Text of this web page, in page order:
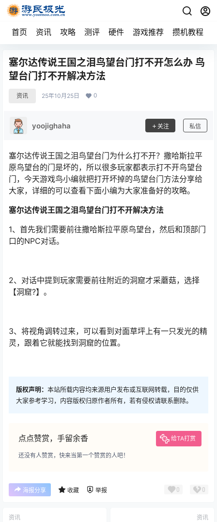
首页 资讯 攻略 测评 硬件 游戏推荐 攒机教程
塞尔达传说王国之泪鸟望台门打不开怎么办 鸟
望台门打不开解决方法
资讯 25年10月25日 0
yoojighaha 关注 私信
塞尔达传说王国之泪鸟望台门为什么打不开？撒哈斯拉平
原鸟望台的门是坏的，所以很多玩家都表示打不开鸟望台
门，今天游戏鸟小编就把打开坏掉的鸟望台门方法分享给
大家，详细的可以查看下面小编为大家准备好的攻略。
塞尔达传说王国之泪鸟望台门打不开解决方法
1、首先我们需要前往撒哈斯拉平原鸟望台，然后和顶部门
口的NPC对话。
2、对话中提到玩家需要前往附近的洞窟才采蘑菇，选择
【洞窟?】。
3、将视角调转过来，可以看到对面草坪上有一只发光的精
灵，跟着它就能找到洞窟的位置。
版权声明： 本站所载内容均来源用户发布或互联网转载，目的仅供
大家参考学习，内容版权归原作者所有，若有侵权请联系删除。
点点赞赏，手留余香 给TA打赏
还没有人赞赏，快来当第一个赞赏的人吧！
海报分享 收藏 举报 0 0
资讯 资讯